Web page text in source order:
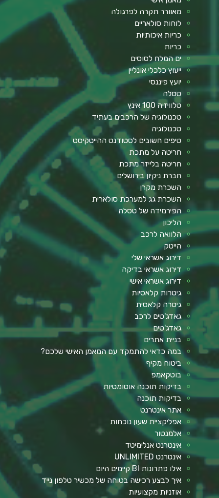
מאוורר תקרה לפרגולה
לוחות סולאריים
כריות איכותיות
כריות
ים המלח לסוסים
ייעוץ כלכלי אונליין
יועץ פיננסי
טסלה
טלוויזיה 100 אינץ
טכנולוגיה של הרכבים בעתיד
טכנולוגיה
טיפים חשובים לסטודנט ההייטקיסט
חריטה על מתכת
חריטה בלייזר מתכת
חברת ניקיון בירושלים
השכרת מקרן
השכרת גג למערכת סולארית
הפירמידה של טסלה
הליכון
הלוואה לרכב
הייטק
דירוג אשראי שלי
דירוג אשראי בדיקה
דירוג אשראי אישי
גיטרות קלאסיות
גיטרה קלאסית
גאדג'טים לרכב
גאדג'טים
בניית אתרים
במה כדאי להתמקד עם המאמן האישי שלכם?
ביטוח מקיף
בוטקאמפ
בדיקות תוכנה אוטומטיות
בדיקות תוכנה
אתר אינטרנט
אפליקציית שעון נוכחות
אלמנטור
אינטרנט אנלימיטד
אינטרנט UNLIMITED
אילו פתרונות BI קיימים היום
איך לבצע רכישה בטוחה של מכשיר טלפון נייד
אוזניות מקצועיות